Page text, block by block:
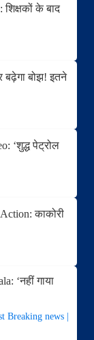
के बाद
बोझ! इतने
‘शुद्ध पेट्रोल
काकोरी
‘नहीं गाया
Breaking news |